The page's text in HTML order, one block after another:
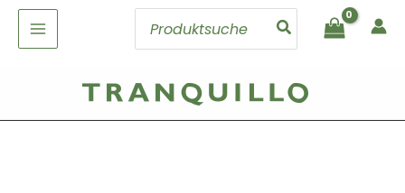
Inhalt
springen
Search